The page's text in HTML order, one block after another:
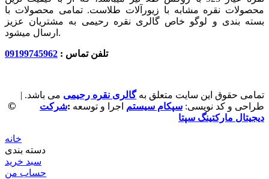
محصولات نقره مشابه با زیورآلات طلاست. تمامی محصولات با
بسته بندی و لوگو خاص گالری نقره رحیمی به مشتریان عزیز
ارسال میشود.
تلفن تماس : 09199745962
©
تمامی حقوق این سایت متعلق بهگالری نقره رحیمی می باشد. |
طراحی و کد نویسی: سپکام سیستم اجرا و توسعه :شرکت
دیجیتال مارکتینگ سپتا
خانه
دسته بندی
سبد خرید
حساب من